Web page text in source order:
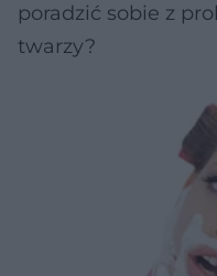
poradzić sobie z
twarzy?